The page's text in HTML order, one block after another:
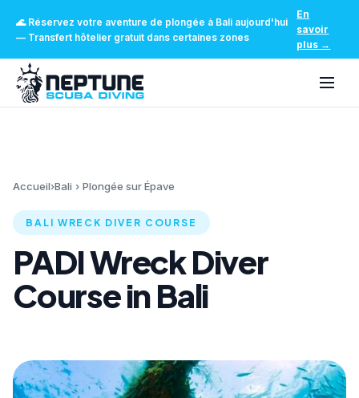
🌊 Réservez votre aventure de plongée à Bali aujourd'hui
— Transfert hôtelier gratuit dans certaines zones
En
savoir
plus →
Accueil›Bali › Plongée sur Épave
BALI WRECK DIVER COURSE
PADI Wreck Diver
Course in Bali